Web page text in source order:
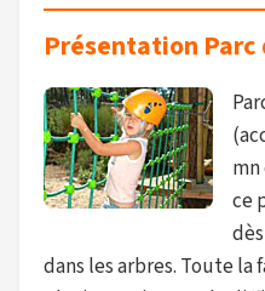
Présentation
ce
dans les arbres. Toute